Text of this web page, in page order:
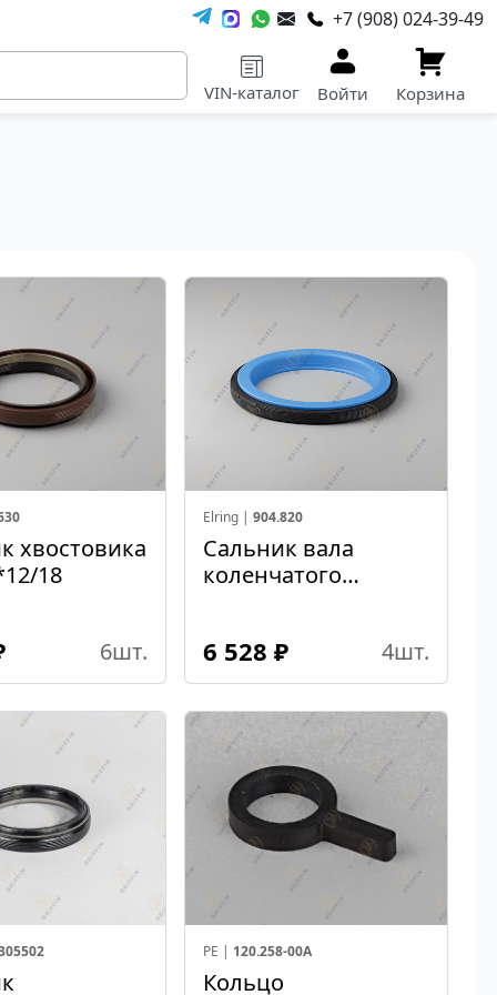
+7 (908) 024-39-49
VIN-каталог Войти Корзина
хвостовика
18
6шт.
Elring | 904.820
Сальник вала
коленчатого
(Коренной)
6 528 ₽ 4шт.
PE | 120.258-00A
Кольцо